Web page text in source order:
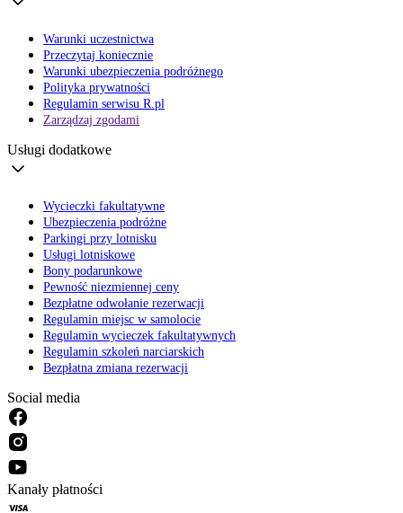
Warunki uczestnictwa
Przeczytaj koniecznie
Warunki ubezpieczenia podróżnego
Polityka prywatności
Regulamin serwisu R.pl
Zarządzaj zgodami
Usługi dodatkowe
Wycieczki fakultatywne
Ubezpieczenia podróżne
Parkingi przy lotnisku
Usługi lotniskowe
Bony podarunkowe
Pewność niezmiennej ceny
Bezpłatne odwołanie rezerwacji
Regulamin miejsc w samolocie
Regulamin wycieczek fakultatywnych
Regulamin szkoleń narciarskich
Bezpłatna zmiana rezerwacji
Social media
Kanały płatności